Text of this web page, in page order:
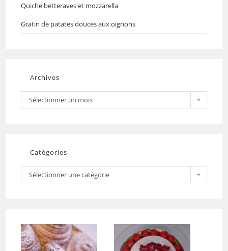
Quiche betteraves et mozzarella
Gratin de patates douces aux oignons
Archives
Sélectionner un mois
Catégories
Sélectionner une catégorie